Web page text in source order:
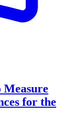
Measure
for the